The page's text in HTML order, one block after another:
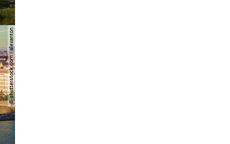
© shutterstock.com | alexanton